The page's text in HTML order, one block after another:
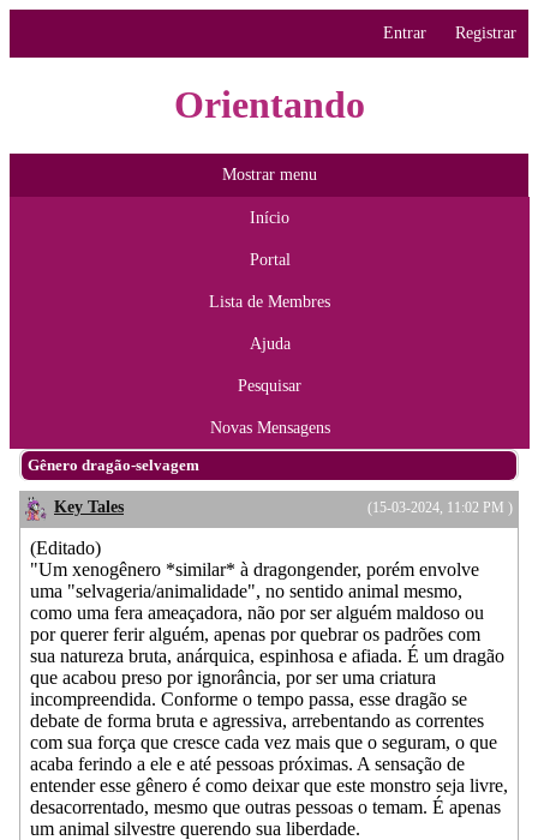
Entrar Registrar
Orientando
Mostrar menu
Início
Portal
Lista de Membres
Ajuda
Pesquisar
Novas Mensagens
Gênero dragão-selvagem
(15-03-2024, 11:02 PM )
Key Tales
(Editado)
"Um xenogênero *similar* à dragongender, porém envolve
uma "selvageria/animalidade", no sentido animal mesmo,
como uma fera ameaçadora, não por ser alguém maldoso ou
por querer ferir alguém, apenas por quebrar os padrões com
sua natureza bruta, anárquica, espinhosa e afiada. É um dragão
que acabou preso por ignorância, por ser uma criatura
incompreendida. Conforme o tempo passa, esse dragão se
debate de forma bruta e agressiva, arrebentando as correntes
com sua força que cresce cada vez mais que o seguram, o que
acaba ferindo a ele e até pessoas próximas. A sensação de
entender esse gênero é como deixar que este monstro seja livre,
desacorrentado, mesmo que outras pessoas o temam. É apenas
um animal silvestre querendo sua liberdade.